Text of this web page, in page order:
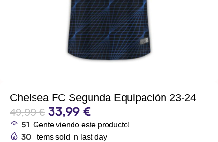
Chelsea FC Segunda Equipación 23-24
49,99€ 33,99 €
51 Gente viendo este producto!
30 Items sold in last day